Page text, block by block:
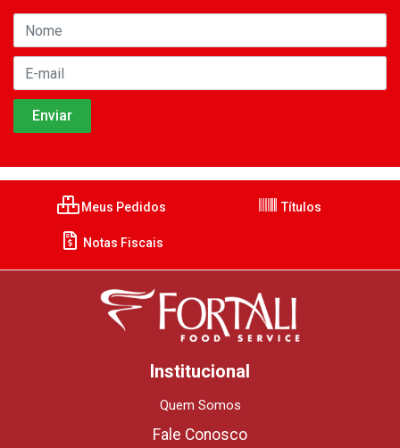
Meus Pedidos Títulos
Notas Fiscais
Institucional
Quem Somos
Fale Conosco